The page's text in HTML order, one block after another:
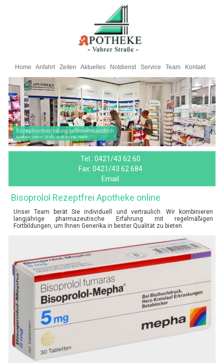
Home Anfahrt Zeiten Aktuelles Notdienst Service Team Kontakt
Rezeptvorbestellung selbstverständlich
Apotheke Vahrer Straße direkt im real,- Markt
Tel.: 0421/43 62 60
Fax: 0421/43 62 684
Email
Bisoprolol Rezeptfrei Apotheke online
Unser Team berät Sie individuell und vertraulich. Wir kombinieren
langjährige pharmazeutische Erfahrung mit regelmäßigen
Fortbildungen, um Ihnen Generika in bester Qualität zu bieten.